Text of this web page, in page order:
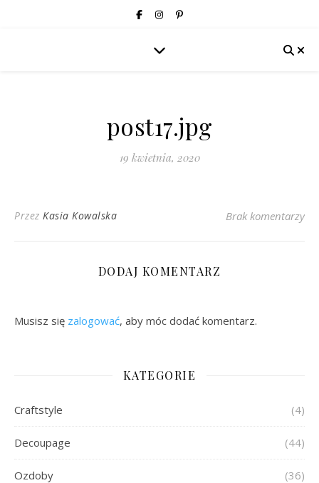
post17.jpg
19 kwietnia, 2020
Przez Kasia Kowalska Brak komentarzy
DODAJ KOMENTARZ
Musisz się zalogować, aby móc dodać komentarz.
KATEGORIE
Craftstyle (4)
Decoupage (44)
Ozdoby (36)